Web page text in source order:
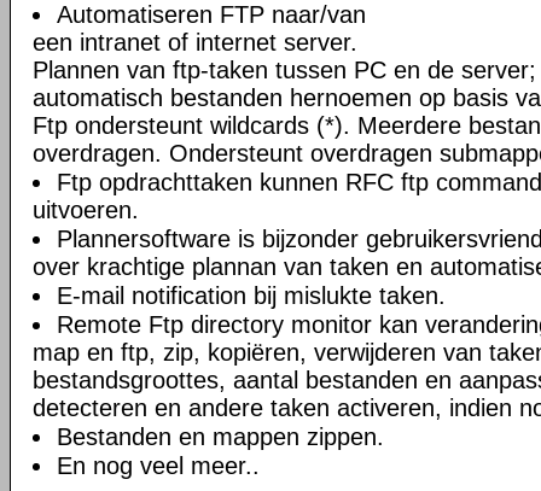
Automatiseren FTP naar/van
een intranet of internet server.
Plannen van ftp-taken tussen PC en de
automatisch bestanden hernoemen op basis
Ftp ondersteunt wildcards (*). Meerdere
overdragen. Ondersteunt overdragen
Ftp opdrachttaken kunnen RFC ftp
uitvoeren.
Plannersoftware is bijzonder
over krachtige plannan van taken en
E-mail notification bij mislukte taken.
Remote Ftp directory monitor kan
map en ftp, zip, kopiëren, verwijderen van
bestandsgroottes, aantal bestanden en
detecteren en andere taken activeren, indien
Bestanden en mappen zippen.
En nog veel meer..